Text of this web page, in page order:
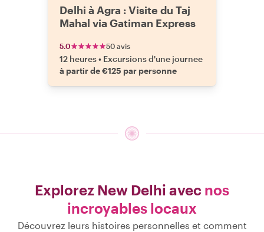
Delhi à Agra : Visite du Taj
Mahal via Gatiman Express
5.0 50 avis
12 heures• Excursions d'une journee
à partir de €125 par personne
Explorez New Delhi avec nos
incroyables locaux
Découvrez leurs histoires personnelles et comment